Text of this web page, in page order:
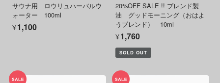
サウナ用 ロウリュハーバルウ
ォーター 100ml
¥1,100
20%OFF SALE !! ブレンド製
油 グッドモーニング（おはよ
うブレンド） 10ml
¥1,760
SOLD OUT